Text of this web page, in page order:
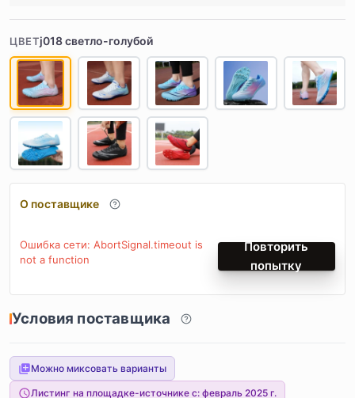
ЦВЕТj018 светло-голубой
О поставщике
Ошибка сети: AbortSignal.timeout is
not a function
Повторить
попытку
Условия поставщика
Можно миксовать варианты
Листинг на площадке-источнике с: февраль 2025 г.